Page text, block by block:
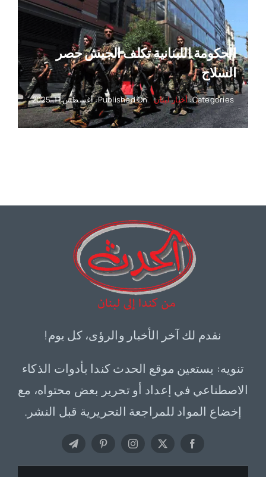
الحكومة اللبنانية تكلف الجيش حصر
السلاح
Categories: أخبار لبنان Published On: أغسطس 11, 2025
نقدم لك آخر الأخبار والرؤى، كل يوم!
تنويه: يستعين موقع الحدث كندا بأدوات الذكاء
الاصطناعي في إعداد أو تحرير بعض محتواه، مع
إخضاع المواد للمراجعة التحريرية قبل النشر.